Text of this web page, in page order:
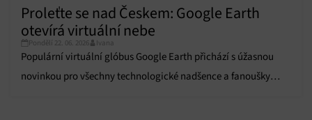
Proleťte se nad Českem: Google Earth
otevírá virtuální nebe
Pondělí 22. 06. 2026 Ivana
Populární virtuální glóbus Google Earth přichází s úžasnou
novinkou pro všechny technologické nadšence a fanoušky